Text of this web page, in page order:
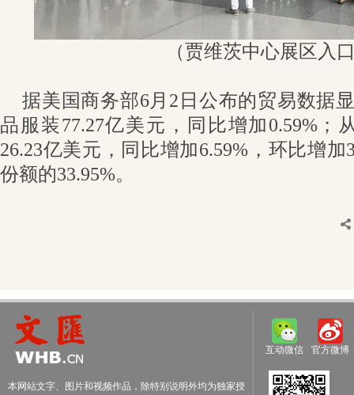
（贾维茨中心展区入
据美国商务部6月2日公布的贸易数据
品服装77.27亿美元，同比增加0.59%；
26.23亿美元，同比增加6.59%，环比增加
份额的33.95%。
本网站文字、图片和视频作品，除特别说明外均为独家授
互动微信 官方微博